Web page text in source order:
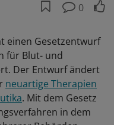
0
einen Gesetzentwurf
für Blut- und
Der Entwurf ändert
neuartige Therapien
. Mit dem Gesetz
in dem